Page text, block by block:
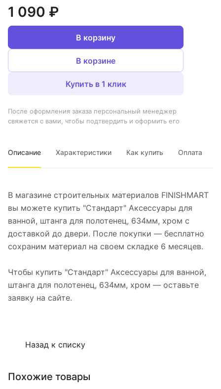
1 090 ₽
В корзину
В корзине
Купить в 1 клик
После оформления заказа персональный менеджер
свяжется с вами, чтобы подтвердить и оформить его
Описание Характеристики Как купить Оплата
В магазине строительных материалов FINISHMART
вы можете купить "Стандарт" Аксессуары для
ванной, штанга для полотенец, 634мм, хром с
доставкой до двери. После покупки — бесплатно
сохраним материал на своем складке 6 месяцев.
Чтобы купить "Стандарт" Аксессуары для ванной,
штанга для полотенец, 634мм, хром — оставьте
заявку на сайте.
Назад к списку
Похожие товары